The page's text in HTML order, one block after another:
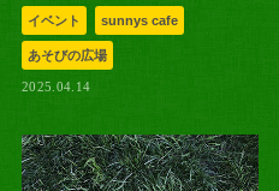
イベント sunnys cafe
あそびの広場
2025.04.14